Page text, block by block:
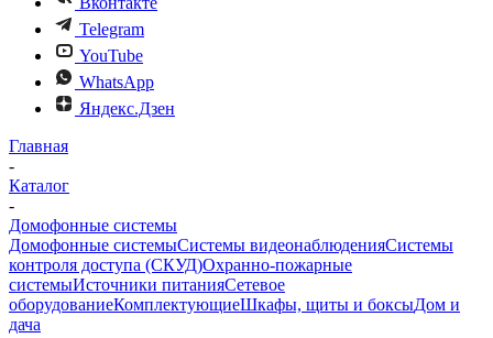
Telegram
YouTube
WhatsApp
Яндекс.Дзен
Главная
-
Каталог
-
Домофонные системы
Домофонные системыСистемы видеонаблюденияСистемы
контроля доступа (СКУД)Охранно-пожарные
системыИсточники питанияСетевое
оборудованиеКомплектующиеШкафы, щиты и боксыДом и
дача